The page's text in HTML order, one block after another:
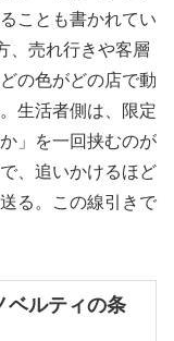
ことも書かれてい
、売れ行きや客層
の色がどの店で動
生活者側は、限定
」を一回挟むのが
、追いかけるほど
る。この線引きで
ベルティの条